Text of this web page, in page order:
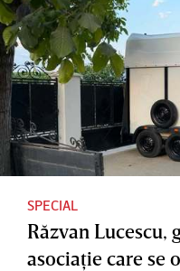
SPECIAL
Răzvan Lucescu,
asociaţie care se